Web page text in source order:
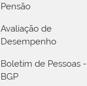
Pensão
Avaliação de
Desempenho
Boletim de Pessoas -
BGP